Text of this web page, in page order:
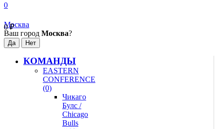
0
0₽
Москва
Ваш город Москва?
КОМАНДЫ
EASTERN
CONFERENCE
(0)
Чикаго
Булс /
Chicago
Bulls